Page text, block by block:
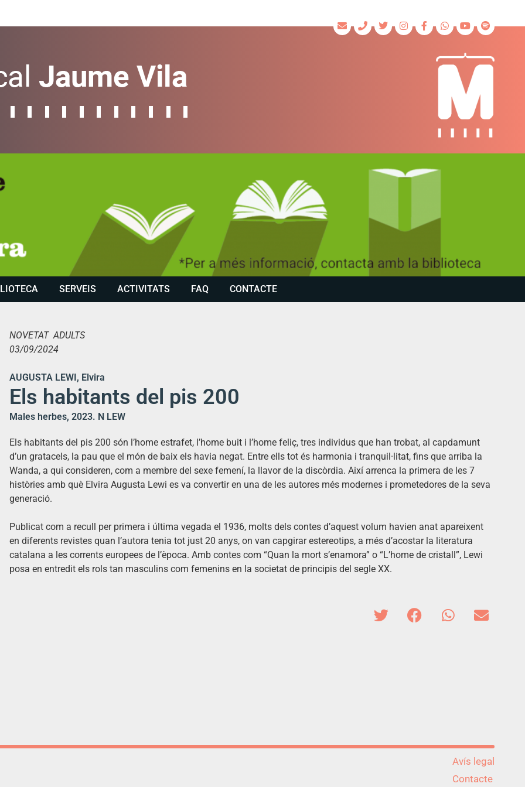
SERVEIS ACTIVITATS FAQ CONTACTE
NOVETAT ADULTS
03/09/2024
AUGUSTA LEWI, Elvira
Els habitants del pis 200
Males herbes, 2023. N LEW
Els habitants del pis 200 són l’home estrafet, l’home buit i l’home feliç, tres individus que han trobat, al capdamunt
d’un gratacels, la pau que el món de baix els havia negat. Entre ells tot és harmonia i tranquil·litat, fins que arriba la
Wanda, a qui consideren, com a membre del sexe femení, la llavor de la discòrdia. Així arrenca la primera de les 7
històries amb què Elvira Augusta Lewi es va convertir en una de les autores més modernes i prometedores de la seva
generació.
Publicat com a recull per primera i última vegada el 1936, molts dels contes d’aquest volum havien anat apareixent
en diferents revistes quan l’autora tenia tot just 20 anys, on van capgirar estereotips, a més d’acostar la literatura
catalana a les corrents europees de l’època. Amb contes com “Quan la mort s’enamora” o “L’home de cristall”, Lewi
posa en entredit els rols tan masculins com femenins en la societat de principis del segle XX.
Avís legal
Contacte